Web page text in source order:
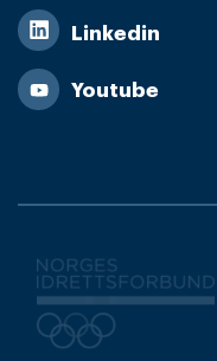
Linkedin
Youtube